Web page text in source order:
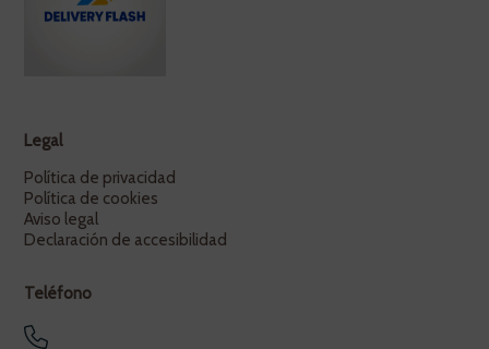
Legal
Política de privacidad
Política de cookies
Aviso legal
Declaración de accesibilidad
Teléfono